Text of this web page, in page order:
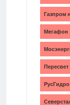
Газпром
Мегафон
Пересвет
РусГидро